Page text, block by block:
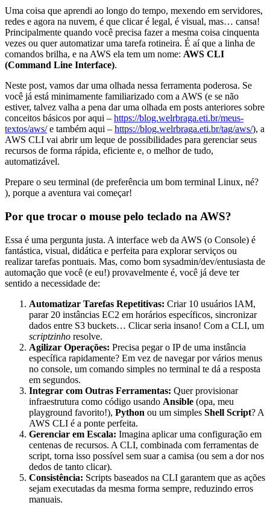
Uma coisa que aprendi ao longo do tempo, mexendo em servidores,
redes e agora na nuvem, é que clicar é legal, é visual, mas… cansa!
Principalmente quando você precisa fazer a mesma coisa cinquenta
vezes ou quer automatizar uma tarefa rotineira. É aí que a linha de
comandos brilha, e na AWS ela tem um nome: AWS CLI
(Command Line Interface).
Neste post, vamos dar uma olhada nessa ferramenta poderosa. Se
você já está minimamente familiarizado com a AWS (e se não
estiver, talvez valha a pena dar uma olhada em posts anteriores sobre
conceitos básicos por aqui – https://blog.welrbraga.eti.br/meus-
textos/aws/e também aqui – https://blog.welrbraga.eti.br/tag/aws/), a
AWS CLI vai abrir um leque de possibilidades para gerenciar seus
recursos de forma rápida, eficiente e, o melhor de tudo,
automatizável.
Prepare o seu terminal (de preferência um bom terminal Linux, né?
), porque a aventura vai começar!
Por que trocar o mouse pelo teclado na AWS?
Essa é uma pergunta justa. A interface web da AWS (o Console) é
fantástica, visual, didática e perfeita para explorar serviços ou
realizar tarefas pontuais. Mas, como bom sysadmin/dev/entusiasta de
automação que você (e eu!) provavelmente é, você já deve ter
sentido a necessidade de:
Automatizar Tarefas Repetitivas: Criar 10 usuários IAM,
parar 20 instâncias EC2 em horários específicos, sincronizar
dados entre S3 buckets… Clicar seria insano! Com a CLI, um
scriptzinho resolve.
Agilizar Operações: Precisa pegar o IP de uma instância
específica rapidamente? Em vez de navegar por vários menus
no console, um comando simples no terminal te dá a resposta
em segundos.
Integrar com Outras Ferramentas: Quer provisionar
infraestrutura como código usando Ansible (opa, meu
playground favorito!), Python ou um simples Shell Script? A
AWS CLI é a ponte perfeita.
Gerenciar em Escala: Imagina aplicar uma configuração em
centenas de recursos. A CLI, combinada com ferramentas de
script, torna isso possível sem suar a camisa (ou sem a dor nos
dedos de tanto clicar).
Consistência: Scripts baseados na CLI garantem que as ações
sejam executadas da mesma forma sempre, reduzindo erros
manuais.